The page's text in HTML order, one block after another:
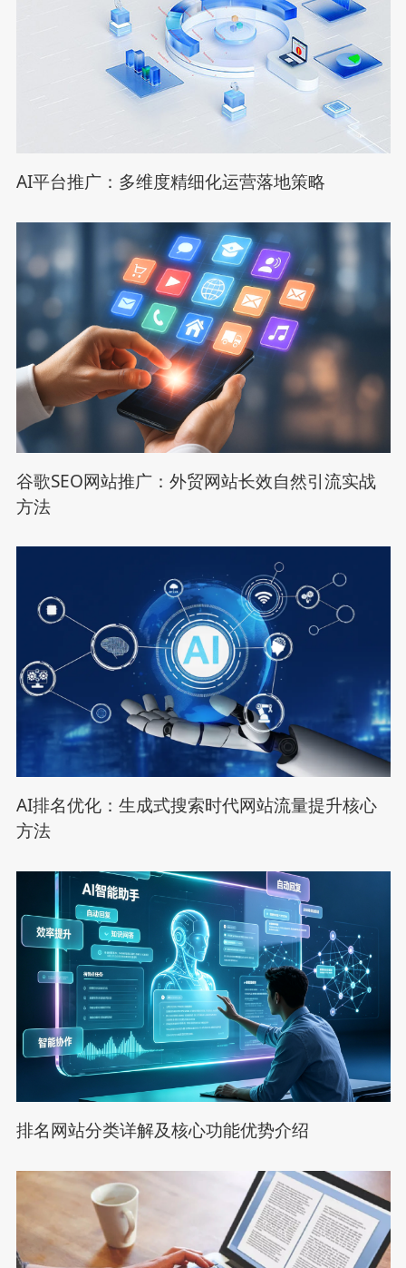
AI平台推广：多维度精细化运营落地策略
谷歌SEO网站推广：外贸网站长效自然引流实战
方法
AI排名优化：生成式搜索时代网站流量提升核心
方法
排名网站分类详解及核心功能优势介绍